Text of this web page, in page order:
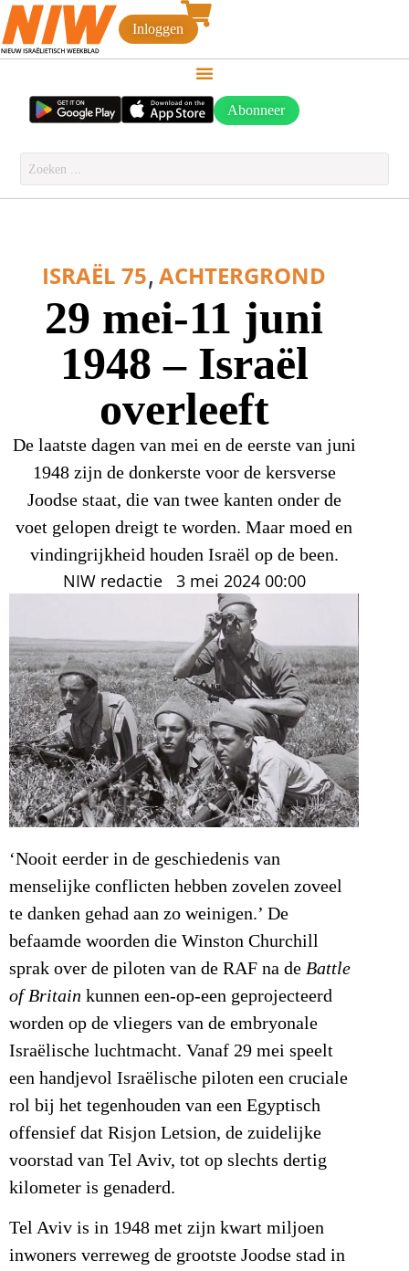
Inloggen
Abonneer
ISRAËL 75, ACHTERGROND
29 mei-11 juni
1948 – Israël
overleeft
De laatste dagen van mei en de eerste van juni
1948 zijn de donkerste voor de kersverse
Joodse staat, die van twee kanten onder de
voet gelopen dreigt te worden. Maar moed en
vindingrijkheid houden Israël op de been.
NIW redactie 3 mei 2024 00:00
‘Nooit eerder in de geschiedenis van
menselijke conflicten hebben zovelen zoveel
te danken gehad aan zo weinigen.’ De
befaamde woorden die Winston Churchill
sprak over de piloten van de RAF na de Battle
of Britain kunnen een-op-een geprojecteerd
worden op de vliegers van de embryonale
Israëlische luchtmacht. Vanaf 29 mei speelt
een handjevol Israëlische piloten een cruciale
rol bij het tegenhouden van een Egyptisch
offensief dat Risjon Letsion, de zuidelijke
voorstad van Tel Aviv, tot op slechts dertig
kilometer is genaderd.
Tel Aviv is in 1948 met zijn kwart miljoen
inwoners verreweg de grootste Joodse stad in